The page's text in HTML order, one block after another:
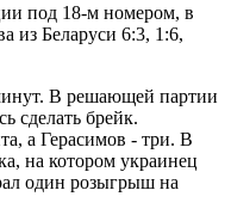
под 18-м номером, в
из Беларуси 6:3, 1:6,
В решающей партии
сделать брейк.
а Герасимов - три. В
на котором украинец
один розыгрыш на